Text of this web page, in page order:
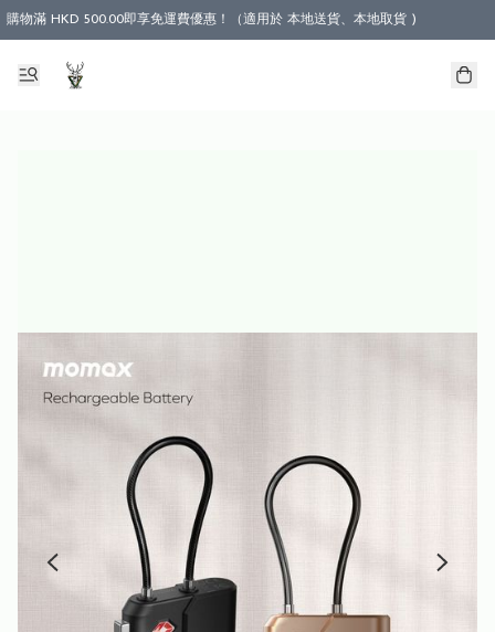
購物滿 HKD 500.00即享免運費優惠！（適用於 本地送貨、本地取貨 )